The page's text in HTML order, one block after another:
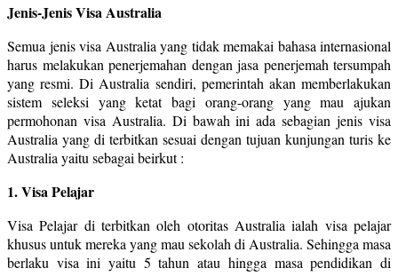
Jenis-Jenis Visa Australia
Semua jenis visa Australia yang tidak memakai bahasa internasional
harus melakukan penerjemahan dengan jasa penerjemah tersumpah
yang resmi. Di Australia sendiri, pemerintah akan memberlakukan
sistem seleksi yang ketat bagi orang-orang yang mau ajukan
permohonan visa Australia. Di bawah ini ada sebagian jenis visa
Australia yang di terbitkan sesuai dengan tujuan kunjungan turis ke
Australia yaitu sebagai beirkut :
1. Visa Pelajar
Visa Pelajar di terbitkan oleh otoritas Australia ialah visa pelajar
khusus untuk mereka yang mau sekolah di Australia. Sehingga masa
berlaku visa ini yaitu 5 tahun atau hingga masa pendidikan di